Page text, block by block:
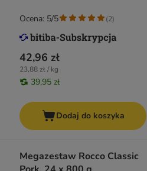
42,96 zł
23,88 zł / kg
39,95 zł
Ocena: 5/5 (2)
Dodaj do koszyka
Megazestaw Rocco Classic